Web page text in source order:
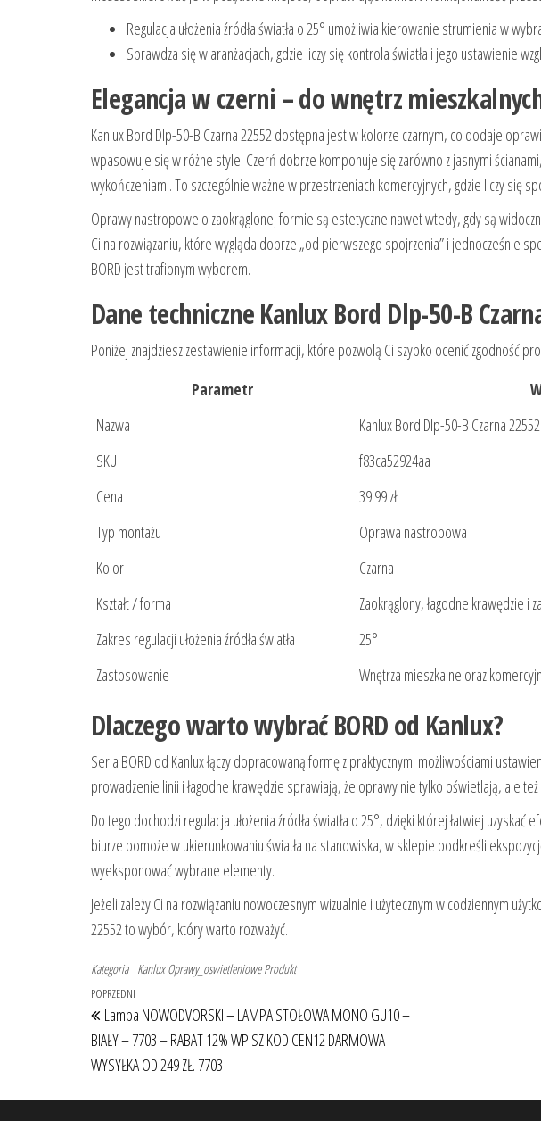
Regulacja ułożenia źródła światła o 25° umożliwia kierowanie strumienia w
Sprawdza się w aranżacjach, gdzie liczy się kontrola światła i jego ustawienie
Elegancja w czerni – do wnętrz
Kanlux Bord Dlp-50-B Czarna 22552 dostępna jest w kolorze czarnym, co dodaje
wpasowuje się w różne style. Czerń dobrze komponuje się zarówno z jasnymi
wykończeniami. To szczególnie ważne w przestrzeniach komercyjnych, gdzie liczy się
Oprawy nastropowe o zaokrąglonej formie są estetyczne nawet wtedy, gdy są
Ci na rozwiązaniu, które wygląda dobrze „od pierwszego spojrzenia” i jednocześnie
BORD jest trafionym wyborem.
Dane techniczne Kanlux Bord Dlp-50-B
Poniżej znajdziesz zestawienie informacji, które pozwolą Ci szybko ocenić zgodność
Parametr
Nazwa
Kanlux Bord Dlp-50-B Czarna 22552
SKU
f83ca52924aa
Cena
39.99 zł
Typ montażu
Oprawa nastropowa
Kolor
Czarna
Kształt / forma
Zaokrąglony, łagodne krawędzie i
Zakres regulacji ułożenia źródła światła
25°
Zastosowanie
Wnętrza mieszkalne oraz
Dlaczego warto wybrać BORD od Kanlux?
Seria BORD od Kanlux łączy dopracowaną formę z praktycznymi możliwościami
prowadzenie linii i łagodne krawędzie sprawiają, że oprawy nie tylko oświetlają, ale
Do tego dochodzi regulacja ułożenia źródła światła o 25°, dzięki której łatwiej
biurze pomoże w ukierunkowaniu światła na stanowiska, w sklepie podkreśli
wyeksponować wybrane elementy.
Jeżeli zależy Ci na rozwiązaniu nowoczesnym wizualnie i użytecznym w codziennym
22552 to wybór, który warto rozważyć.
Kategoria Kanlux Oprawy_oswietleniowe Produkt
Nawigacja wpisu
Poprzedni wpis
POPRZEDNI
Lampa NOWODVORSKI – LAMPA STOŁOWA MONO GU10 –
BIAŁY – 7703 – RABAT 12% WPISZ KOD CEN12 DARMOWA
WYSYŁKA OD 249 ZŁ. 7703